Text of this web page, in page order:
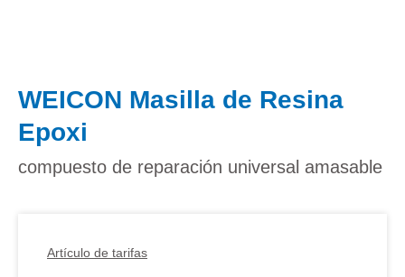
WEICON Masilla de Resina
Epoxi
compuesto de reparación universal amasable
Artículo de tarifas